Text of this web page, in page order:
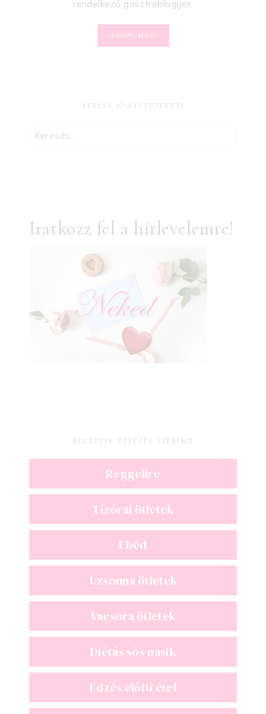
rendelkező gasztroblogger.
ISMERJ MEG!
KERESS JÓ RECEPTEKET!
Keresés:
Iratkozz fel a hírlevelemre!
RECEPTEK ÉTKEZÉS SZERINT
Reggelire
Tízórai ötletek
Ebéd
Uzsonna ötletek
Vacsora ötletek
Diétás sós nasik
Edzés előtti étel